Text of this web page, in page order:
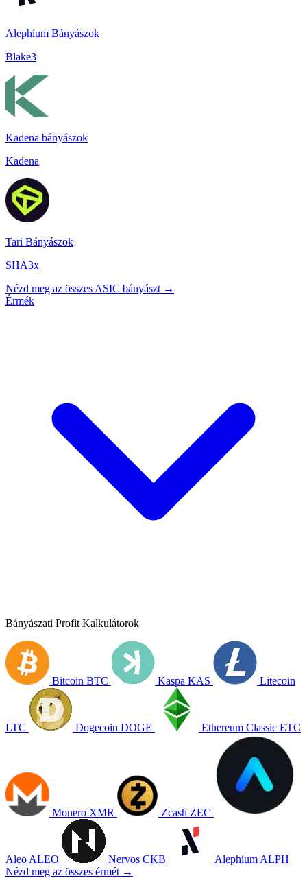
Alephium Bányászok
Blake3
Kadena bányászok
Kadena
Tari Bányászok
SHA3x
Nézd meg az összes ASIC bányászt →
Érmék
Bányászati Profit Kalkulátorok
Bitcoin BTC Kaspa KAS Litecoin
LTC Dogecoin DOGE Ethereum Classic ETC
Monero XMR Zcash ZEC
Aleo ALEO Nervos CKB Alephium ALPH
Nézd meg az összes érmét →